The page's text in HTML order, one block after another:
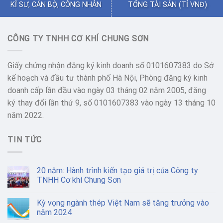
KĨ SƯ, CÁN BỘ, CÔNG NHÂN TỔNG TÀI SẢN (TỈ VNĐ)
CÔNG TY TNHH CƠ KHÍ CHUNG SƠN
Giấy chứng nhận đăng ký kinh doanh số 0101607383 do Sở
kế hoạch và đầu tư thành phố Hà Nội, Phòng đăng ký kinh
doanh cấp lần đầu vào ngày 03 tháng 02 năm 2005, đăng
ký thay đổi lần thứ 9, số 0101607383 vào ngày 13 tháng 10
năm 2022.
TIN TỨC
20 năm: Hành trình kiến tạo giá trị của Công ty
TNHH Cơ khí Chung Sơn
Kỳ vọng ngành thép Việt Nam sẽ tăng trưởng vào
năm 2024